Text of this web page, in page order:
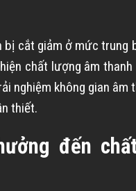
cắt giảm ở mức trung
chất lượng âm
nghiệm không gian âm
thiết.
đến